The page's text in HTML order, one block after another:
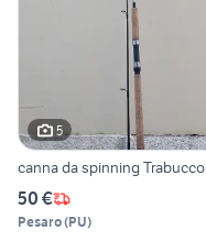
5
canna da spinning Trabucco
50 €
Pesaro(PU)